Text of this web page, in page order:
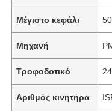
Μέγιστο κεφάλι
Μηχανή
Τροφοδοτικό
Αριθμός κινητήρα